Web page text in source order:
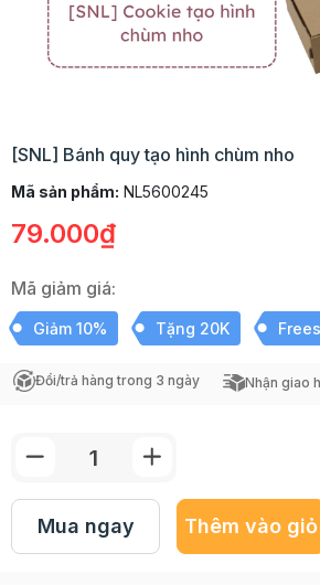
[SNL] Bánh quy tạo hình chùm nho
Mã sản phẩm: NL5600245
79.000₫
Mã giảm giá:
Giảm 10% Tặng 20K
Đổi/trả hàng trong 3 ngày Nhận giao
Mua ngay Thêm vào giỏ